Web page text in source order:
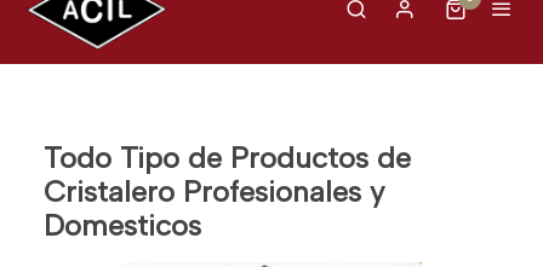
Todo Tipo de Productos de
Cristalero Profesionales y
Domesticos